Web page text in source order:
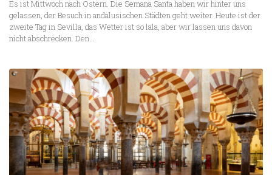
Es ist Mittwoch nach Ostern. Die Semana Santa haben wir hinter uns
gelassen, der Besuch in andalusischen Städten geht weiter. Heute ist der
zweite Tag in Sevilla, das Wetter ist so lala, aber wir lassen uns davon
nicht abschrecken. Den...